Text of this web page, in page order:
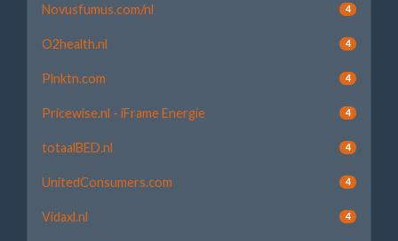
Novusfumus.com/nl 4
O2health.nl 4
Plnktn.com 4
Pricewise.nl - iFrame Energie 4
totaalBED.nl 4
UnitedConsumers.com 4
Vidaxl.nl 4